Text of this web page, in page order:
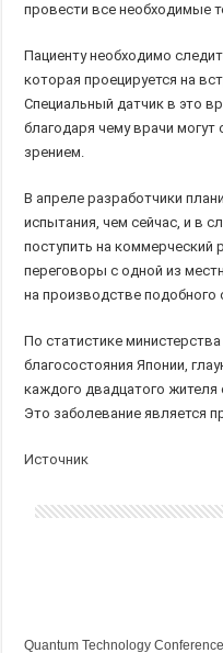
провести все необходимые
Пациенту необходимо
которая проецируется на
Специальный датчик в это
благодаря чему врачи
зрением.
В апреле разработчики
испытания, чем сейчас, и в
поступить на коммерческий
переговоры с одной из
на производстве подобного
По статистике
благосостояния Японии,
каждого двадцатого
Это заболевание является
Источник
Quantum Technology Conference